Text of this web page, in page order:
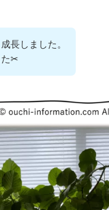
長しました。
た✂